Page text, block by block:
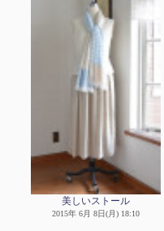
美しいストール
2015年 6月 8日(月) 18:10